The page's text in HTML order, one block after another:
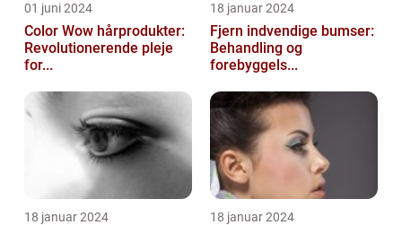
01 juni 2024
Color Wow hårprodukter:
Revolutionerende pleje
for...
18 januar 2024
Fjern indvendige bumser:
Behandling og
forebyggels...
18 januar 2024 18 januar 2024